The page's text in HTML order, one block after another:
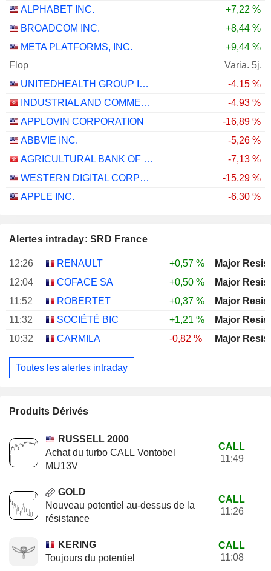
ALPHABET INC.
+7,22 %
BROADCOM INC.
+8,44 %
META PLATFORMS, INC.
+9,44 %
Flop
Varia. 5j.
UNITEDHEALTH GROUP INC.
-4,15 %
INDUSTRIAL AND COMMERCIAL BANK OF CHINA LIMITED
-4,93 %
APPLOVIN CORPORATION
-16,89 %
ABBVIE INC.
-5,26 %
AGRICULTURAL BANK OF CHINA LIMITED
-7,13 %
WESTERN DIGITAL CORPORATION
-15,29 %
APPLE INC.
-6,30 %
Alertes intraday: SRD France
12:26 RENAULT +0,57 %
Major
12:04
COFACE SA +0,50 %
Major
11:52
ROBERTET +0,37 %
Major
11:32
SOCIÉTÉ BIC +1,21 %
Major
10:32
CARMILA -0,82 % Major
Toutes les alertes intraday
Produits Dérivés
RUSSELL 2000
Achat du turbo CALL Vontobel
MU13V
CALL
11:49
GOLD
Nouveau potentiel au-dessus de la
résistance
CALL
11:26
KERING
Toujours du potentiel
CALL
11:08